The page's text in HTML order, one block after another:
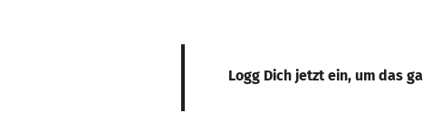
Logg Dich jetzt ein, um das